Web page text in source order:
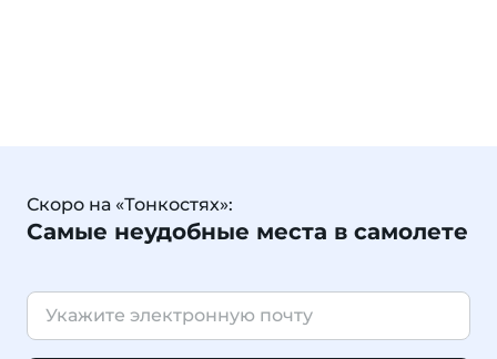
Скоро на «Тонкостях»:
Самые неудобные места в самолете